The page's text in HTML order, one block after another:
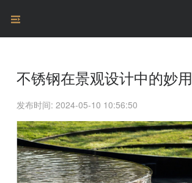
不锈钢在景观设计中的妙用
发布时间: 2024-05-10 10:56:50